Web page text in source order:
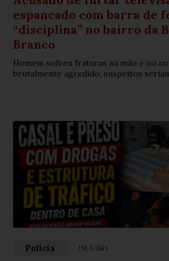
espancado com barra de
“disciplina” no bairro da
Branco
Homem sofreu fraturas na mão e no
brutalmente agredido; suspeitos
Polícia Há 3 dias